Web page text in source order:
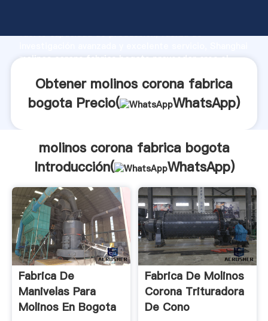
fuerte capacidad de producción, fuerza de
molinos corona fabrica bogota proveedor crea el
Obtener molinos corona fabrica
bogota Precio(
WhatsApp)
molinos corona fabrica bogota
Introducción(
WhatsApp)
Fabrica De
Manivelas Para
Molinos En Bogota
Fabrica De Molinos
Corona Trituradora
De Cono